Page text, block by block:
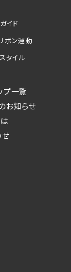
イド
ボン運動
タイル
プ一覧
お知らせ